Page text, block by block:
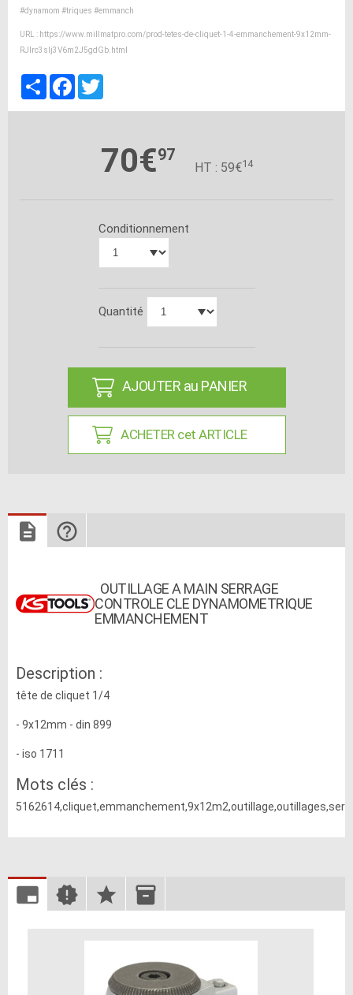
#dynamom #triques #emmanch
URL : https://www.millmatpro.com/prod-tetes-de-cliquet-1-4-emmanchement-9x12mm-
RJlrc3slj3V6m2J5gdGb.html
PartagerFacebook
70€97
HT : 59€14
Conditionnement
Quantité
AJOUTER au PANIER
ACHETER cet ARTICLE
OUTILLAGE A MAIN SERRAGE
CONTROLE CLE DYNAMOMETRIQUE
EMMANCHEMENT
Description :
tête de cliquet 1/4
- 9x12mm - din 899
- iso 1711
Mots clés :